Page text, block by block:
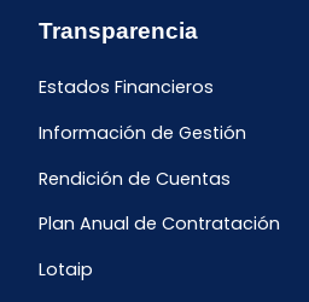
Transparencia
Estados Financieros
Información de Gestión
Rendición de Cuentas
Plan Anual de Contratación
Lotaip